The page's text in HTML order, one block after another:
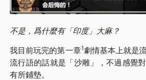
不是，爲什麼有「印度」大麻？
我目前玩完的第一章1劇情基本上就是
流行語的話就是「沙雕」，不過感覺
有所鋪墊。